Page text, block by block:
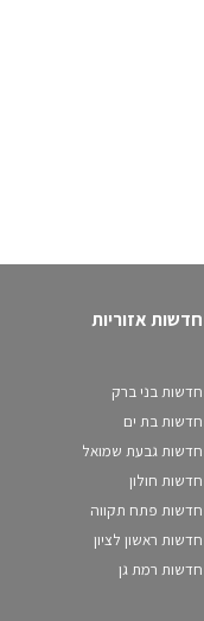
חדשות אזוריות
חדשות בני ברק
חדשות בת ים
חדשות גבעת שמואל
חדשות חולון
חדשות פתח תקווה
חדשות ראשון לציון
חדשות רמת גן